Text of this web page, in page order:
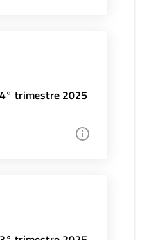
trimestre 2025